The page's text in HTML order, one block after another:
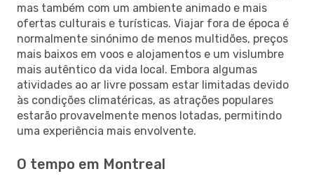
mas também com um ambiente animado e mais
ofertas culturais e turísticas. Viajar fora de época é
normalmente sinónimo de menos multidões, preços
mais baixos em voos e alojamentos e um vislumbre
mais autêntico da vida local. Embora algumas
atividades ao ar livre possam estar limitadas devido
às condições climatéricas, as atrações populares
estarão provavelmente menos lotadas, permitindo
uma experiência mais envolvente.
O tempo em Montreal